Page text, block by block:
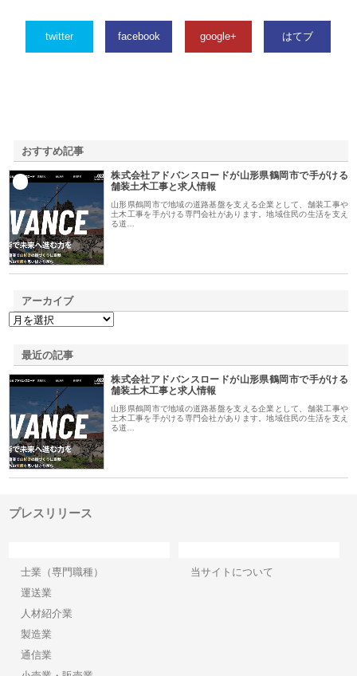
twitter facebook google+ はてブ
おすすめ記事
株式会社アドバンスロードが山形県鶴岡市で手がける
舗装土木工事と求人情報
山形県鶴岡市で地域の道路基盤を支える企業として、舗装工事や
土木工事を手がける専門会社があります。地域住民の生活を支え
る道…
アーカイブ
最近の記事
株式会社アドバンスロードが山形県鶴岡市で手がける
舗装土木工事と求人情報
山形県鶴岡市で地域の道路基盤を支える企業として、舗装工事や
土木工事を手がける専門会社があります。地域住民の生活を支え
る道…
プレスリリース
士業（専門職種）
運送業
人材紹介業
製造業
通信業
当サイトについて